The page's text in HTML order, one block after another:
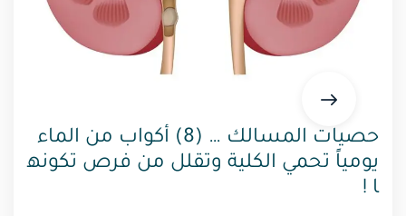
حصيات المسالك … (8) أكواب من الماء
يومياً تحمي الكلية وتقلل من فرص تكونه
ا !